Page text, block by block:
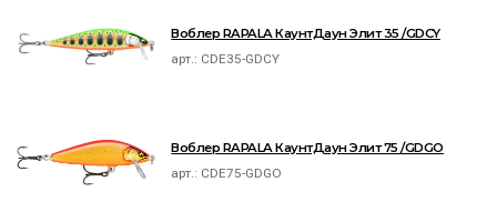
Воблер RAPALA КаунтДаун Элит 35 /GDCY
арт.: CDE35-GDCY
Воблер RAPALA КаунтДаун Элит 75 /GDGO
арт.: CDE75-GDGO